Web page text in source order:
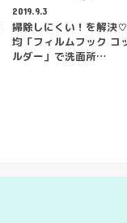
2019.9.3
掃除しにくい！を解決
均「フィルムフック コ
ルダー」で洗面所…